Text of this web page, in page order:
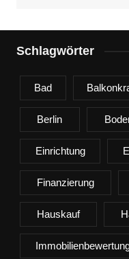
Schlagwörter
Bad
Berlin
Einrichtung
Finanzierung
Hauskauf